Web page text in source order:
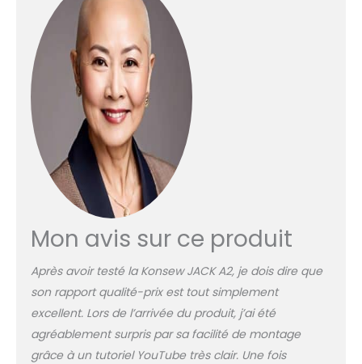
Mon avis sur ce produit
Après avoir testé la Konsew JACK A2, je dois dire que
son rapport qualité-prix est tout simplement
excellent. Lors de l’arrivée du produit, j’ai été
agréablement surpris par sa facilité de montage
grâce à un tutoriel YouTube très clair. Une fois